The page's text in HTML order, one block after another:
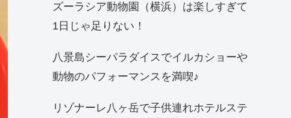
ズーラシア動物園（横浜）は楽しすぎて
1日じゃ足りない！
八景島シーパラダイスでイルカショーや
動物のパフォーマンスを満喫♪
リゾナーレ八ヶ岳で子供連れホテルステ